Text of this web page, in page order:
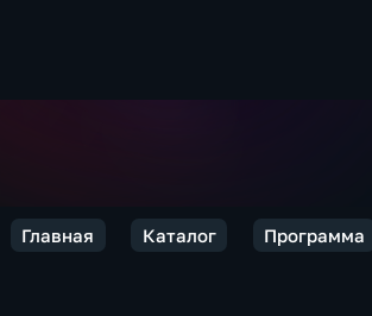
Главная Каталог Программа